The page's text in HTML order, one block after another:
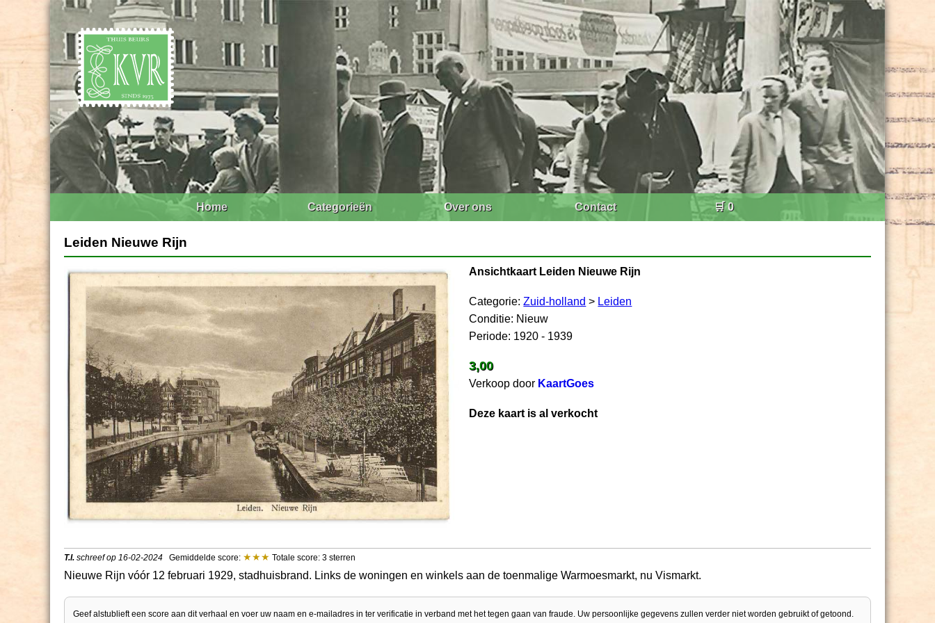
Home Categorieën Over ons Contact 🛒 0
Leiden Nieuwe Rijn
Ansichtkaart Leiden Nieuwe Rijn
Categorie:Zuid-holland > Leiden
Conditie: Nieuw
Periode: 1920 - 1939
3,00
Verkoop door KaartGoes
Deze kaart is al verkocht
T.I. schreef op 16-02-2024 Gemiddelde score: Totale score: 3 sterren
Nieuwe Rijn vóór 12 februari 1929, stadhuisbrand. Links de woningen en winkels aan de toenmalige Warmoesmarkt, nu Vismarkt.
Geef alstublieft een score aan dit verhaal en voer uw naam en e-mailadres in ter verificatie in verband met het tegen gaan van fraude. Uw persoonlijke gegevens zullen verder niet worden gebruikt of getoond.